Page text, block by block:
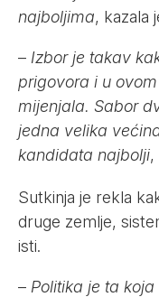
najboljima, kazala
– Izbor je takav
prigovora i u
mijenjala. Sabor
jedna velika
kandidata najbolji,
Sutkinja je rekla
druge zemlje,
isti.
– Politika je ta